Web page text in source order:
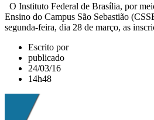
O Instituto Federal de Brasília, por
Ensino do Campus São Sebastião
segunda-feira, dia 28 de março, as
Escrito por
publicado
24/03/16
14h48